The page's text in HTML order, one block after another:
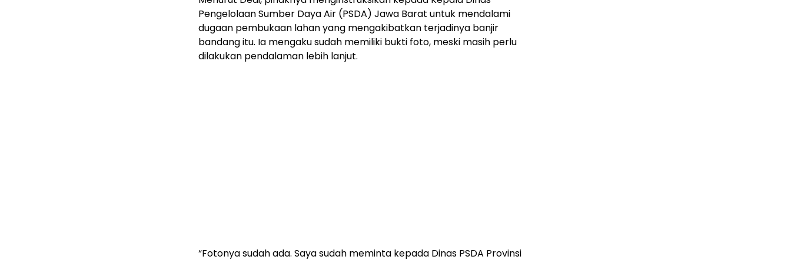
Pengelolaan Sumber Daya Air (PSDA) Jawa Barat untuk mendalami
dugaan pembukaan lahan yang mengakibatkan terjadinya banjir
bandang itu. Ia mengaku sudah memiliki bukti foto, meski masih perlu
dilakukan pendalaman lebih lanjut.
“Fotonya sudah ada. Saya sudah meminta kepada Dinas PSDA Provinsi